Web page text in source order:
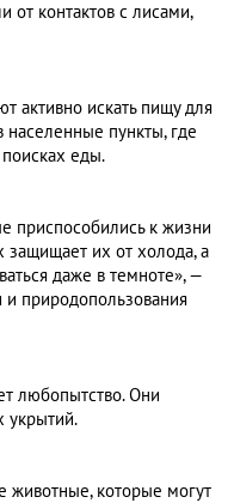
от контактов с лисами,
активно искать пищу для
населенные пункты, где
еды.
приспособились к жизни
защищает их от холода, а
даже в темноте», —
и природопользования
любопытство. Они
укрытий.
животные, которые могут